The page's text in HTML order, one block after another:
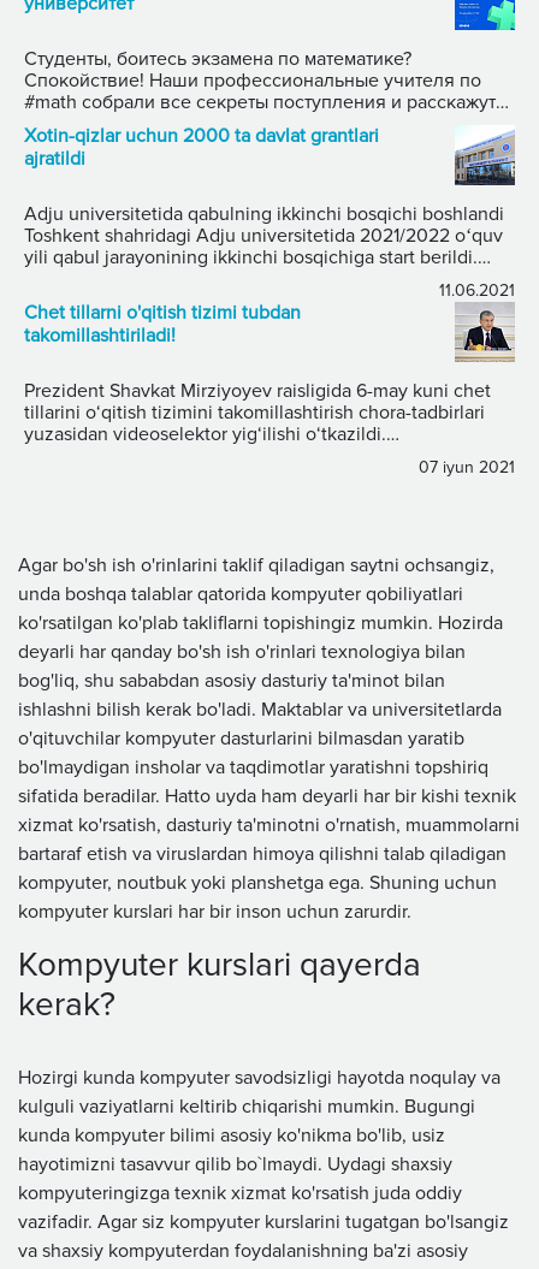
Студенты, боитесь экзамена по математике?
Спокойствие! Наши профессиональные учителя по
#math собрали все секреты поступления и расскажут
их 10- го декабря, в 17:00. Спикеры: ⚡️Исламов Лазиз.
Стаж — 7 лет. ⚡️Саломова Зарина. Стаж — 5 лет.
⚡️Курбанов Акмаль. Стаж — 6 лет. Длительность: 60
методики; 2️⃣ Как не перегореть и поддерживать
максимальную продуктивность при обучении; 3️⃣ Какие
темы учить для каждого университета страны. ✅
Xotin-qizlar uchun 2000 ta davlat grantlari
ajratildi
Adju universitetida qabulning ikkinchi bosqichi boshlandi
Toshkent shahridagi Adju universitetida 2021/2022 oʻquv
yili qabul jarayonining ikkinchi bosqichiga start berildi.
Abituriyentlar quyidagi uchta taʼlim yoʻnalishiga hujjat
topshirishlari mumkin.
11.06.2021
Chet tillarni o'qitish tizimi tubdan
takomillashtiriladi!
Prezident Shavkat Mirziyoyev raisligida 6-may kuni chet
tillarini o‘qitish tizimini takomillashtirish chora-tadbirlari
yuzasidan videoselektor yig‘ilishi o‘tkazildi.
Mamlakatimizda har yili ilm-fanning bir nechta yo‘nalishi
tanlab olinib, alohida e’tibor bilan rivojlantirilmoqda. Bu yil
07 iyun 2021
Agar bo'sh ish o'rinlarini taklif qiladigan saytni ochsangiz,
unda boshqa talablar qatorida kompyuter qobiliyatlari
ko'rsatilgan ko'plab takliflarni topishingiz mumkin. Hozirda
deyarli har qanday bo'sh ish o'rinlari texnologiya bilan
bog'liq, shu sababdan asosiy dasturiy ta'minot bilan
ishlashni bilish kerak bo'ladi. Maktablar va universitetlarda
o'qituvchilar kompyuter dasturlarini bilmasdan yaratib
bo'lmaydigan insholar va taqdimotlar yaratishni topshiriq
sifatida beradilar. Hatto uyda ham deyarli har bir kishi texnik
xizmat ko'rsatish, dasturiy ta'minotni o'rnatish, muammolarni
bartaraf etish va viruslardan himoya qilishni talab qiladigan
kompyuter, noutbuk yoki planshetga ega. Shuning uchun
kompyuter kurslari har bir inson uchun zarurdir.
Kompyuter kurslari qayerda
kerak?
Hozirgi kunda kompyuter savodsizligi hayotda noqulay va
kulguli vaziyatlarni keltirib chiqarishi mumkin. Bugungi
kunda kompyuter bilimi asosiy ko'nikma bo'lib, usiz
hayotimizni tasavvur qilib bo`lmaydi. Uydagi shaxsiy
kompyuteringizga texnik xizmat ko'rsatish juda oddiy
vazifadir. Agar siz kompyuter kurslarini tugatgan bo'lsangiz
va shaxsiy kompyuterdan foydalanishning ba'zi asosiy